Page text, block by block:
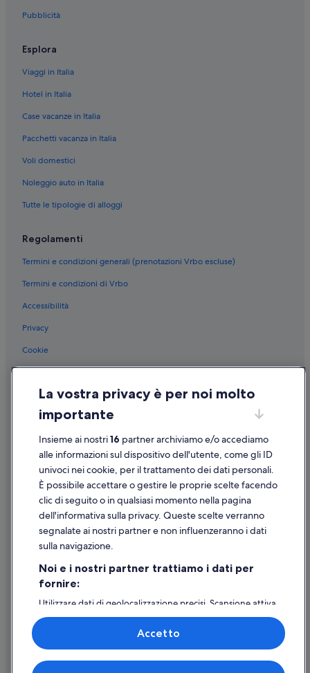
Pubblicità
Esplora
Viaggi in Italia
Hotel in Italia
Case vacanze in Italia
Pacchetti vacanza in Italia
Voli domestici
Noleggio auto in Italia
Tutte le tipologie di alloggi
Regolamenti
Termini e condizioni generali (prenotazioni Vrbo escluse)
Termini e condizioni di Vrbo
Accessibilità
Privacy
Cookie
Informazioni legali/Contatti
Linee guida sui contenuti e segnalazione dei contenuti
Supporto
Assistenza clienti
Contattaci
Come cancellare un volo
Come modificare la prenotazione di un hotel o una casa vacanze
Utilizzare un coupon Expedia
Documenti per i viaggi internazionali
La vostra privacy è per noi molto
importante
Insieme ai nostri16 partner archiviamo e/o accediamo
alle informazioni sul dispositivo dell'utente, come gli ID
univoci nei cookie, per il trattamento dei dati personali.
È possibile accettare o gestire le proprie scelte facendo
clic di seguito o in qualsiasi momento nella pagina
dell'informativa sulla privacy. Queste scelte verranno
segnalate ai nostri partner e non influenzeranno i dati
sulla navigazione.
Noi e i nostri partner trattiamo i dati per
fornire:
Utilizzare dati di geolocalizzazione precisi. Scansione attiva
delle caratteristiche del dispositivo ai fini
dell’identificazione. Archiviare informazioni su dispositivo
e/o accedervi. Pubblicità e contenuti personalizzati,
misurazione delle prestazioni dei contenuti e degli
annunci, ricerche sul pubblico, sviluppo di servizi.
Accetto